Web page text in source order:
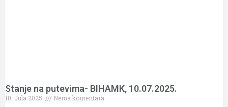
Stanje na putevima- BIHAMK, 10.07.2025.
10. Jula 2025.
Nema komentara